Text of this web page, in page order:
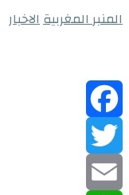
المنبر المغربيةالاخبار
Facebook
Twitter